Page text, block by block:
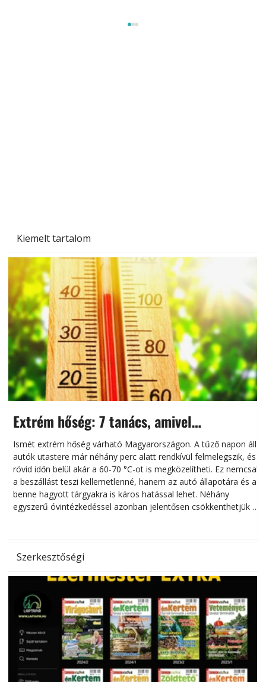
Kiemelt tartalom
Extrém hőség: 7 tanács, amivel
megóvhatjuk autónkat a nyári károktól
Ismét extrém hőség várható Magyarországon. A tűző napon álló
autók utastere már néhány perc alatt rendkívül felmelegszik, és
rövid időn belül akár a 60-70 °C-ot is megközelítheti. Ez nemcsak
a beszállást teszi kellemetlenné, hanem az autó állapotára és a
benne hagyott tárgyakra is káros hatással lehet. Néhány
egyszerű óvintézkedéssel azonban jelentősen csökkenthetjük a
Szerkesztőségi